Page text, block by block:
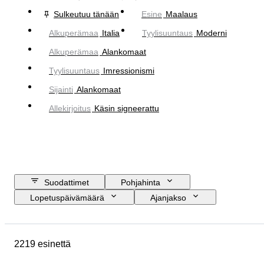
Sulkeutuu tänään
Esine Maalaus
Alkuperämaa Italia Tyylisuuntaus Moderni
Alkuperämaa Alankomaat
Tyylisuuntaus Imressionismi
Sijainti Alankomaat
Allekirjoitus Käsin signeerattu
Suodattimet
Pohjahinta
Lopetuspäivämäärä
Ajanjakso
Tyylisuuntaus
2219 esinettä